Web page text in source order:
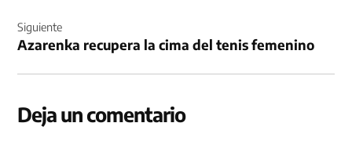
Siguiente
Azarenka recupera la cima del tenis femenino
Deja un comentario